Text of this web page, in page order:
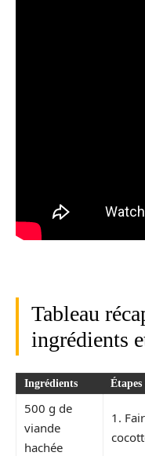
Tableau
ingrédients
Ingrédients
500 g de
viande
hachée
1.